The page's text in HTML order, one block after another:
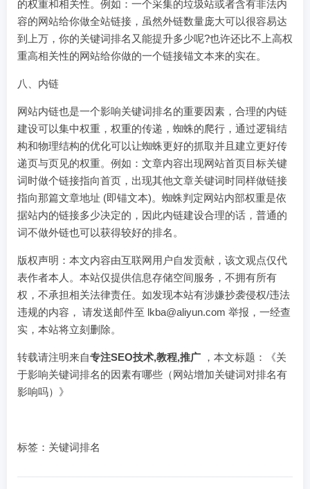
的权重和相关性。例如：一个采集的垃圾站或者含有非法内
容的网站给你做全站链接，虽然外链数量庞大可以很容易达
到上万，你的关键词排名又能提升多少呢?也许还比不上高权
重高相关性的网站给你做的一个链接锚文本来的实在。
八、内链
网站内链也是一个影响关键词排名的重要因素，合理的内链
建设可以集中权重，权重的传递，蜘蛛的爬行，通过逻辑结
构和物理结构的优化可以让蜘蛛更好的抓取并且建立更好传
递页与页见的权重。例如：文章内容出现网站首页目标关键
词时做个链接指向首页，出现其他文章关键词时同样做链接
指向那篇文章地址 (即锚文本)。蜘蛛判定网站内部权重是依
据站内的链接多少决定的，因此内链建设合理的话，普通的
词不做外链也可以获得较好的排名。
版权声明：本文内容由互联网用户自发贡献，该文观点仅代
表作者本人。本站仅提供信息存储空间服务，不拥有所有
权，不承担相关法律责任。如发现本站有涉嫌抄袭侵权/违法
违规的内容， 请发送邮件至 lkba@aliyun.com 举报，一经查
实，本站将立刻删除。
转载请注明来自专注SEO技术,教程,推广 ，本文标题：《关
于影响关键词排名的因素有哪些（网站增加关键词对排名有
影响吗）》
标签：关键词排名